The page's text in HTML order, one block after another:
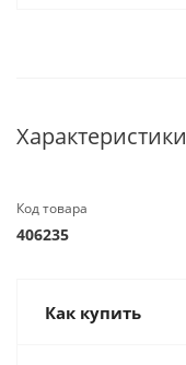
Характеристики
Код товара
406235
Как купить